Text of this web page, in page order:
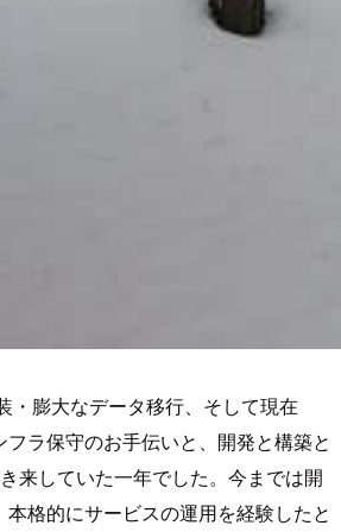
・膨大なデータ移行、そして現在
ラ保守のお手伝いと、開発と構築と
来していた一年でした。今までは開
格的にサービスの運用を経験したと